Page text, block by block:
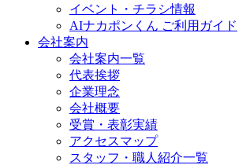
イベント・チラシ情報
AIナカポンくん ご利用ガイド
会社案内
会社案内一覧
代表挨拶
企業理念
会社概要
受賞・表彰実績
アクセスマップ
スタッフ・職人紹介一覧